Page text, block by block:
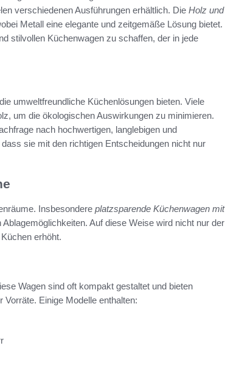
verschiedenen Ausführungen erhältlich. Die Holz und
Metall eine elegante und zeitgemäße Lösung bietet.
stilvollen Küchenwagen zu schaffen, der in jede
umweltfreundliche Küchenlösungen bieten. Viele
um die ökologischen Auswirkungen zu minimieren.
nach hochwertigen, langlebigen und
sie mit den richtigen Entscheidungen nicht nur
Insbesondere platzsparende Küchenwagen mit
Auf diese Weise wird nicht nur der
erhöht.
Wagen sind oft kompakt gestaltet und bieten
Einige Modelle enthalten: